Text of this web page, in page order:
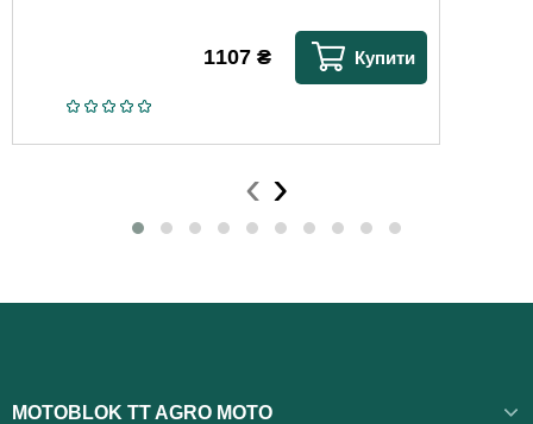
1107 ₴ Купити
‹ ›
MOTOBLOK TT AGRO MOTO